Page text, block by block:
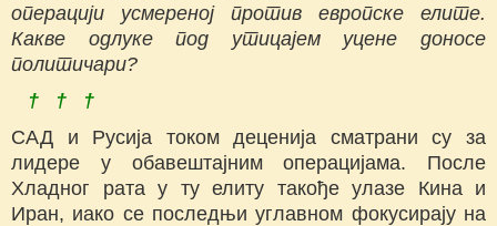
операцији усмереној против европске елите.
Какве одлуке под утицајем уцене доносе
политичари?
† † †
САД и Русија током деценија сматрани су за
лидере у обавештајним операцијама. После
Хладног рата у ту елиту такође улазе Кина и
Иран, иако се последњи углавном фокусирају на